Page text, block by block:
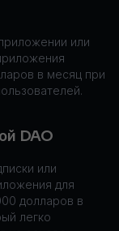
или
в месяц при
DAO
или
для
долларов в
легко